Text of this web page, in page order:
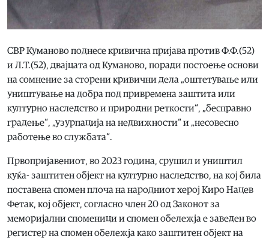
СВР Куманово поднесе кривична пријава против Ф.Ф.(52)
и Л.Т.(52), двајцата од Куманово, поради постоење основи
на сомнение за сторени кривични дела „оштетување или
уништување на добра под привремена заштита или
културно наследство и природни реткости“, „бесправно
градење“, „узурпација на недвижности“ и „несовесно
работење во службата“.
Првопријавениот, во 2023 година, срушил и уништил
куќа- заштитен објект на културно наследство, на кој била
поставена спомен плоча на народниот херој Киро Нацев
Фетак, кој објект, согласно член 20 од Законот за
меморијални споменици и спомен обележја е заведен во
регистер на спомен обележја како заштитен објект на